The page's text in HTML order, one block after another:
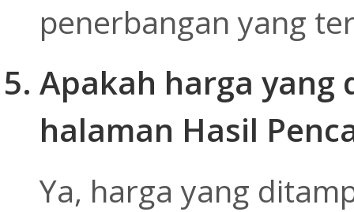
penerbangan yang
Apakah harga
halaman Hasil
Ya, harga yang